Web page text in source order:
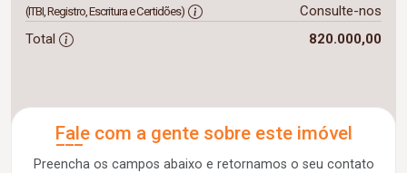
(ITBI, Registro, Escritura e Certidões)
Consulte-nos
Total
820.000,00
Fale com a gente sobre este imóvel
Preencha os campos abaixo e retornamos o seu contato